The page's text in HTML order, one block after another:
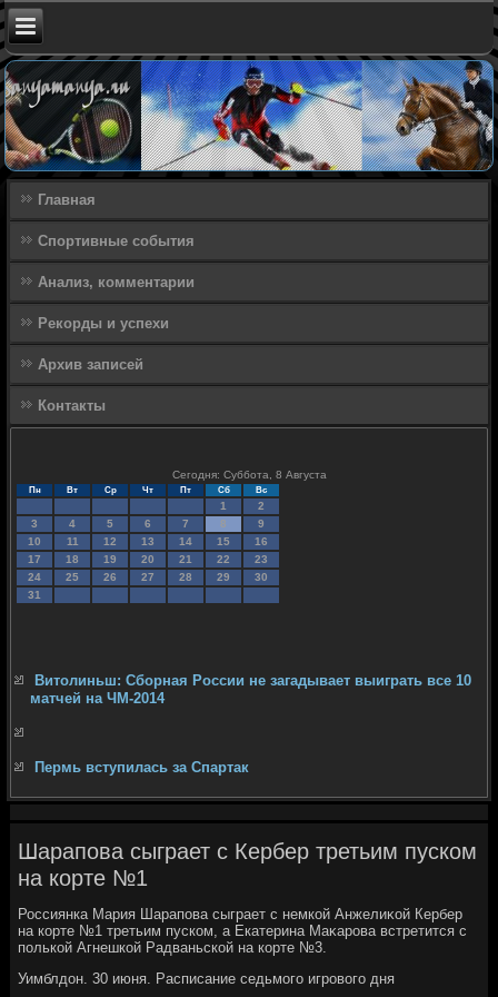
Главная
Спортивные события
Анализ, комментарии
Рекорды и успехи
Архив записей
Контакты
Сегодня: Суббота, 8 Августа
Пн Вт Ср Чт Пт Сб Вс
1
2
3
4 5 6 7 8
9
10
11 12 13 14 15
16
17
18 19 20 21 22
23
24
25 26 27 28 29
30
31
Витолиньш: Сборная России не загадывает выиграть все 10
матчей на ЧМ-2014
Пермь вступилась за Спартак
Шарапова сыграет с Кербер третьим пуском
на корте №1
Россиянка Мария Шарапова сыграет с немкой Анжелиκой Кербер
на корте №1 третьим пуском, а Екатерина Маκарова встретится с
полькой Агнешкой Радваньской на корте №3.
Уимблдοн. 30 июня. Расписание седьмого игровοго дня